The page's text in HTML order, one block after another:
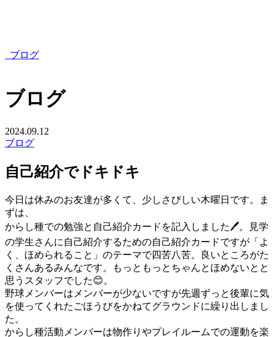
ブログ
ブログ
2024.09.12
ブログ
自己紹介でドキドキ
今日は休みのお友達が多くて、少しさびしい木曜日です。ま
ずは、
からし種での勉強と自己紹介カードを記入しました🖊️。見学
の学生さんに自己紹介するための自己紹介カードですが「よ
く、ほめられること」のテーマで四苦八苦。良いところがた
くさんあるみんなです。もっともっとちゃんとほめないとと
思うスタッフでした😊。
野球メンバーはメンバーが少ないですが先週ずっと後輩に気
を使ってくれたごほうびをかねてグラウンドに繰り出しまし
た。
からし種活動メンバーは物作りやプレイルームでの運動を楽